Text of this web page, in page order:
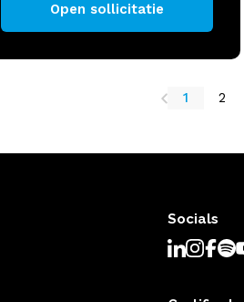
Open sollicitatie
1 2
Socials